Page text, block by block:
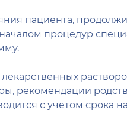
пациента,
процедур
рекомендации
с учетом срока